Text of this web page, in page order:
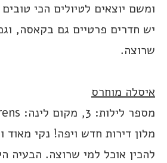
ומשם יוצאים לטיולים הכי
יש חדרים פרטיים גם בקאסה,
שרוצה.
איסלה מוחרס
מספר לילות: 3, מקום לינה: Suites Lorens
מלון דירות חדש ויפה! נקי
להכין אוכל למי שרוצה. הבעיה